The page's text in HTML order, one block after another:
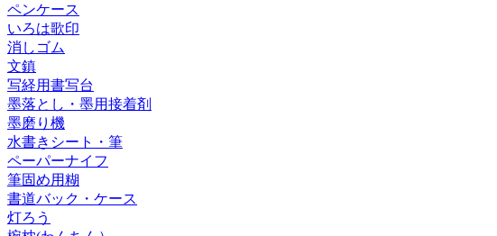
ペンケース
いろは歌印
消しゴム
文鎮
写経用書写台
墨落とし・墨用接着剤
墨磨り機
水書きシート・筆
ペーパーナイフ
筆固め用糊
書道バック・ケース
灯ろう